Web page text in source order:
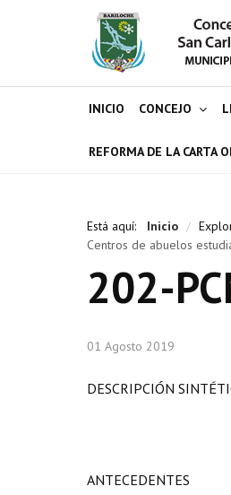
INICIO CONCEJO
REFORMA DE LA CARTA
Está aquí: Inicio /
Centros de abuelos
202-
01 Agosto 2019
DESCRIPCIÓN
ANTECEDENTES